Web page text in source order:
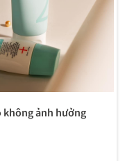
không ảnh hưởng